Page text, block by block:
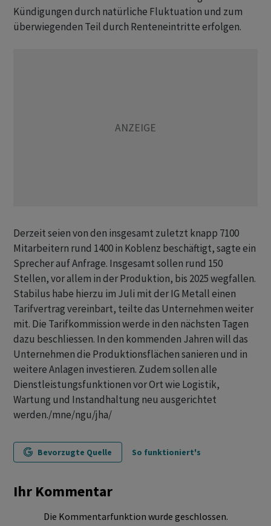
Kündigungen durch natürliche Fluktuation und zum
überwiegenden Teil durch Renteneintritte erfolgen.
Derzeit seien von den insgesamt zuletzt knapp 7100
Mitarbeitern rund 1400 in Koblenz beschäftigt, sagte ein
Sprecher auf Anfrage. Insgesamt sollen rund 150
Stellen, vor allem in der Produktion, bis 2025 wegfallen.
Stabilus habe hierzu im Juli mit der IG Metall einen
Tarifvertrag vereinbart, teilte das Unternehmen weiter
mit. Die Tarifkommission werde in den nächsten Tagen
dazu beschliessen. In den kommenden Jahren will das
Unternehmen die Produktionsflächen sanieren und in
weitere Anlagen investieren. Zudem sollen alle
Dienstleistungsfunktionen vor Ort wie Logistik,
Wartung und Instandhaltung neu ausgerichtet
werden./mne/ngu/jha/
Bevorzugte Quelle So funktioniert's
Ihr Kommentar
Die Kommentarfunktion wurde geschlossen.